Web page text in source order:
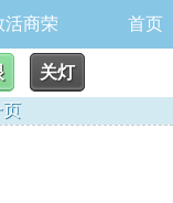
活商荣 首页
关灯
页